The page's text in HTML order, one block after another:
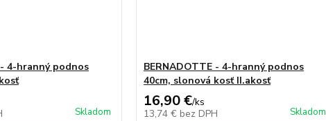
4-hranný podnos
Skladom
BERNADOTTE - 4-hranný podnos
40cm, slonová kosť II.akosť
16,90 €/ks
13,74 € bez DPH Skladom